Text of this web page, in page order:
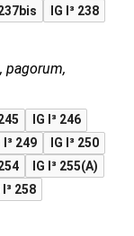
IG I³ 238
pagorum,
IG I³ 246
I³ 249
IG I³ 250
IG I³ 255(A)
I³ 258